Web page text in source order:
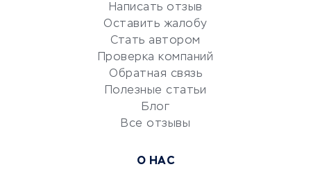
Репетиторство
Красота и здоровье
Сервисы по поиску работы
Сетевой маркетинг
УСЛУГИ ДЛЯ БИЗНЕСА
Написать отзыв
Оставить жалобу
Стать автором
Проверка компаний
Обратная связь
Полезные статьи
Блог
Все отзывы
О НАС